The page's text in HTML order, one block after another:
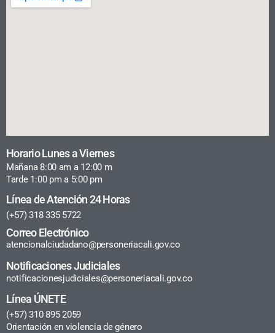
Horario Lunes a Viernes
Mañana 8:00 am a 12:00 m
Tarde 1:00 pm a 5:00 pm
Línea de Atención 24 Horas
(+57) 318 335 5722
Correo Electrónico
atencionalciudadano@personeriacali.gov.co
Notificaciones Judiciales
notificacionesjudiciales@personeriacali.gov.co
Línea ÚNETE
(+57) 310 895 2059
Orientación en violencia de género